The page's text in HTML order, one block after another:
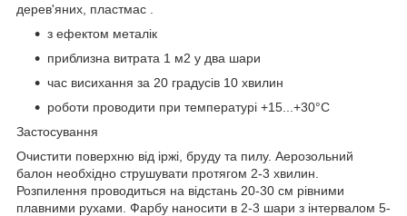
дерев'яних, пластмас .
з ефектом металік
приблизна витрата 1 м2 у два шари
час висихання за 20 градусів 10 хвилин
роботи проводити при температурі +15...+30°C
Застосування
Очистити поверхню від іржі, бруду та пилу. Аерозольний
балон необхідно струшувати протягом 2-3 хвилин.
Розпилення проводиться на відстань 20-30 см рівними
плавними рухами. Фарбу наносити в 2-3 шари з інтервалом 5-